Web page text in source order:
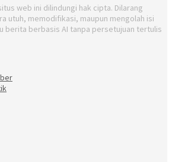
web ini dilindungi hak cipta. Dilarang
utuh, memodifikasi, maupun mengolah isi
berita berbasis AI tanpa persetujuan tertulis